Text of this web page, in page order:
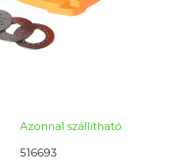
Azonnal szállítható
516693